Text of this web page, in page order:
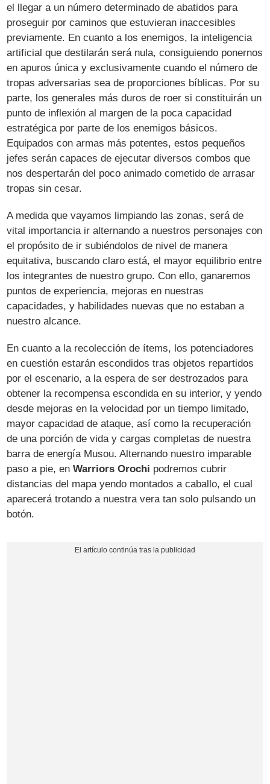
el llegar a un número determinado de abatidos para
proseguir por caminos que estuvieran inaccesibles
previamente. En cuanto a los enemigos, la inteligencia
artificial que destilarán será nula, consiguiendo ponernos
en apuros única y exclusivamente cuando el número de
tropas adversarias sea de proporciones bíblicas. Por su
parte, los generales más duros de roer si constituirán un
punto de inflexión al margen de la poca capacidad
estratégica por parte de los enemigos básicos.
Equipados con armas más potentes, estos pequeños
jefes serán capaces de ejecutar diversos combos que
nos despertarán del poco animado cometido de arrasar
tropas sin cesar.
A medida que vayamos limpiando las zonas, será de
vital importancia ir alternando a nuestros personajes con
el propósito de ir subiéndolos de nivel de manera
equitativa, buscando claro está, el mayor equilibrio entre
los integrantes de nuestro grupo. Con ello, ganaremos
puntos de experiencia, mejoras en nuestras
capacidades, y habilidades nuevas que no estaban a
nuestro alcance.
En cuanto a la recolección de ítems, los potenciadores
en cuestión estarán escondidos tras objetos repartidos
por el escenario, a la espera de ser destrozados para
obtener la recompensa escondida en su interior, y yendo
desde mejoras en la velocidad por un tiempo limitado,
mayor capacidad de ataque, así como la recuperación
de una porción de vida y cargas completas de nuestra
barra de energía Musou. Alternando nuestro imparable
paso a pie, enWarriors Orochi podremos cubrir
distancias del mapa yendo montados a caballo, el cual
aparecerá trotando a nuestra vera tan solo pulsando un
botón.